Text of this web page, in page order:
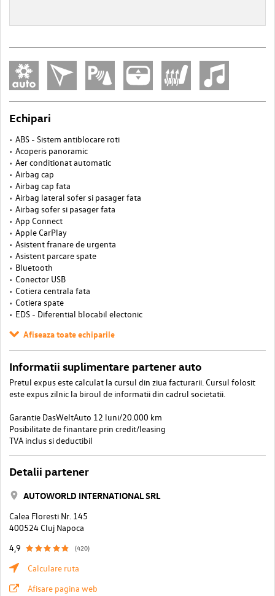
Echipari
ABS - Sistem antiblocare roti
Acoperis panoramic
Aer conditionat automatic
Airbag cap
Airbag cap fata
Airbag lateral sofer si pasager fata
Airbag sofer si pasager fata
App Connect
Apple CarPlay
Asistent franare de urgenta
Asistent parcare spate
Bluetooth
Conector USB
Cotiera centrala fata
Cotiera spate
EDS - Diferential blocabil electonic
Afiseaza toate echiparile
Informatii suplimentare partener auto
Pretul expus este calculat la cursul din ziua facturarii. Cursul folosit
este expus zilnic la biroul de informatii din cadrul societatii.
Garantie DasWeltAuto 12 luni/20.000 km
Posibilitate de finantare prin credit/leasing
TVA inclus si deductibil
Detalii partener
AUTOWORLD INTERNATIONAL SRL
Calea Floresti Nr. 145
400524 Cluj Napoca
4,9
(420)
Calculare ruta
Afisare pagina web